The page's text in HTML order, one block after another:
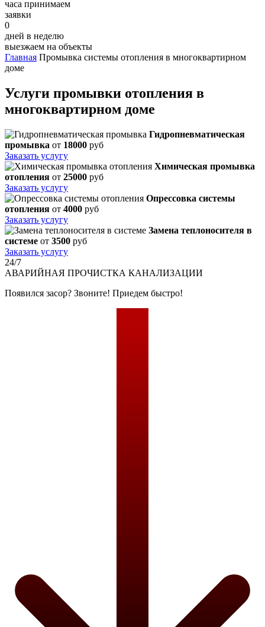
часа принимаем
заявки
0
дней в неделю
выезжаем на объекты
Главная Промывка системы отопления в многоквартирном
доме
Услуги промывки отопления в
многоквартирном доме
Гидропневматическая
промывка от 18000 руб
Заказать услугу
Химическая промывка
отопления от 25000 руб
Заказать услугу
Опрессовка системы
отопления от 4000 руб
Заказать услугу
Замена теплоносителя в
системе от 3500 руб
Заказать услугу
24/7
АВАРИЙНАЯ ПРОЧИСТКА КАНАЛИЗАЦИИ
Появился засор? Звоните! Приедем быстро!